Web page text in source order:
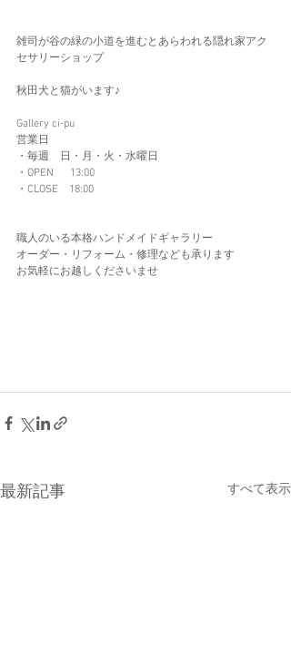
雑司が谷の緑の小道を進むとあらわれる隠れ家アク
セサリーショップ
秋田犬と猫がいます♪
Gallery ci-pu
営業日
・毎週　日・月・火・水曜日
​・OPEN  　13:00
・CLOSE　18:00
職人のいる本格ハンドメイドギャラリー
オーダー・リフォーム・修理なども承ります
お気軽にお越しくださいませ
最新記事 すべて表示